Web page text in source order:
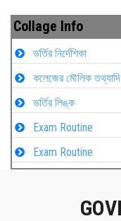
Collage Info
ভর্তির নির্দেশিকা
কলেজের মৌলিক তথ্যাদি
ভর্তির লিঙ্ক
Exam Routine
Exam Routine